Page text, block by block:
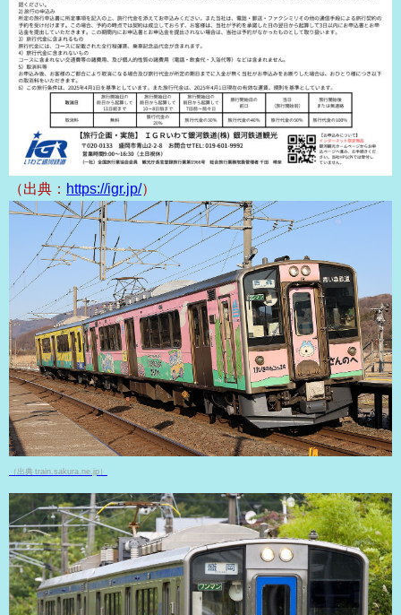
（出典： https://igr.jp/）
（出典 train.sakura.ne.jp）